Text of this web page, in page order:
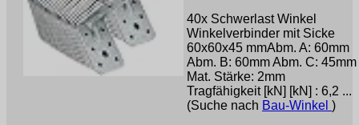
40x Schwerlast Winkel
Winkelverbinder mit Sicke
60x60x45 mmAbm. A: 60mm
Abm. B: 60mm Abm. C: 45mm
Mat. Stärke: 2mm
Tragfähigkeit [kN] [kN] : 6,2 ...
(Suche nach Bau-Winkel )